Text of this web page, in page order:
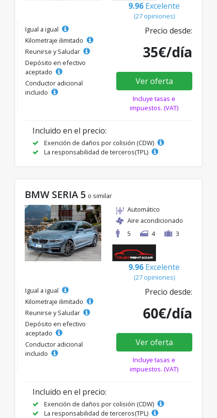
9.96 Excelente
(27 opiniones)
Igual a igual
Kilometraje ilimitado
Reunirse y Saludar
Depósito en efectivo
aceptado
Conductor adicional
incluido
Precio desde:
35€/día
Ver oferta
Incluye tasas e
impuestos. (VAT)
Incluido en el precio:
Exención de daños por colisión (CDW)
La responsabilidad de terceros(TPL)
BMW SERIA 5 o similar
Automático
Aire acondicionado
5
4 3
9.96 Excelente
(27 opiniones)
Igual a igual
Kilometraje ilimitado
Reunirse y Saludar
Depósito en efectivo
aceptado
Conductor adicional
incluido
Precio desde:
60€/día
Ver oferta
Incluye tasas e
impuestos. (VAT)
Incluido en el precio:
Exención de daños por colisión (CDW)
La responsabilidad de terceros(TPL)